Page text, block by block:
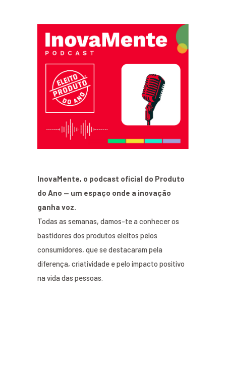
InovaMente, o podcast oficial do Produto
do Ano — um espaço onde a inovação
ganha voz.
Todas as semanas, damos-te a conhecer os
bastidores dos produtos eleitos pelos
consumidores, que se destacaram pela
diferença, criatividade e pelo impacto positivo
na vida das pessoas.